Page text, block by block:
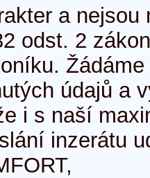
a
odst. 2
údajů a
i s naší
inzerátu